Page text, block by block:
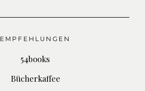
EMPFEHLUNGEN
54books
Bücherkaffee